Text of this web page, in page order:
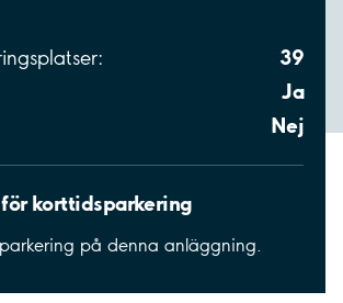
39
Ja
Nej
korttidsparkering
på denna anläggning.